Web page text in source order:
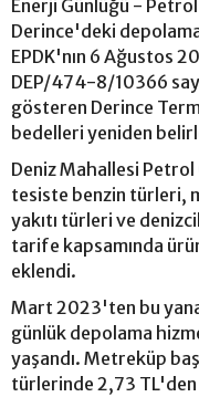
Enerji Günlüğü -
Derince'deki
EPDK'nın 6 Ağustos
DEP/474-8/10366
gösteren Derince
bedelleri yeniden
Deniz Mahallesi
tesiste benzin türleri,
yakıtı türleri ve
tarife kapsamında
eklendi.
Mart 2023'ten bu
günlük depolama
yaşandı. Metreküp
türlerinde 2,73